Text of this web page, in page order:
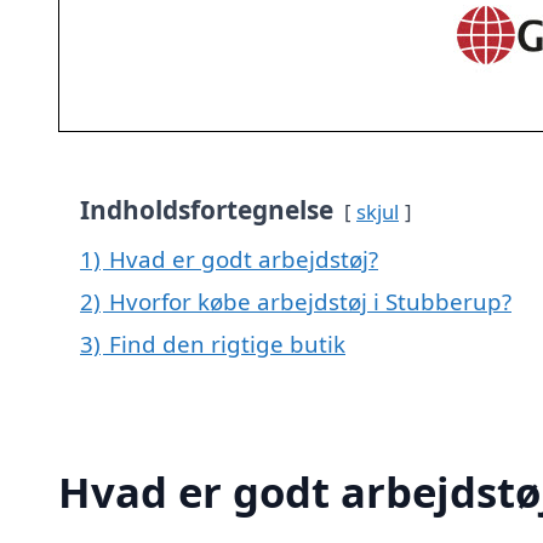
Indholdsfortegnelse skjul
1) Hvad er godt arbejdstøj?
2) Hvorfor købe arbejdstøj i Stubberup?
3) Find den rigtige butik
Hvad er godt